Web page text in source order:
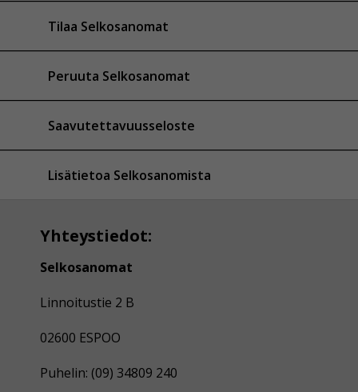
Tilaa Selkosanomat
Peruuta Selkosanomat
Saavutettavuusseloste
Lisätietoa Selkosanomista
Yhteystiedot:
Selkosanomat
Linnoitustie 2 B
02600 ESPOO
Puhelin: (09) 34809 240